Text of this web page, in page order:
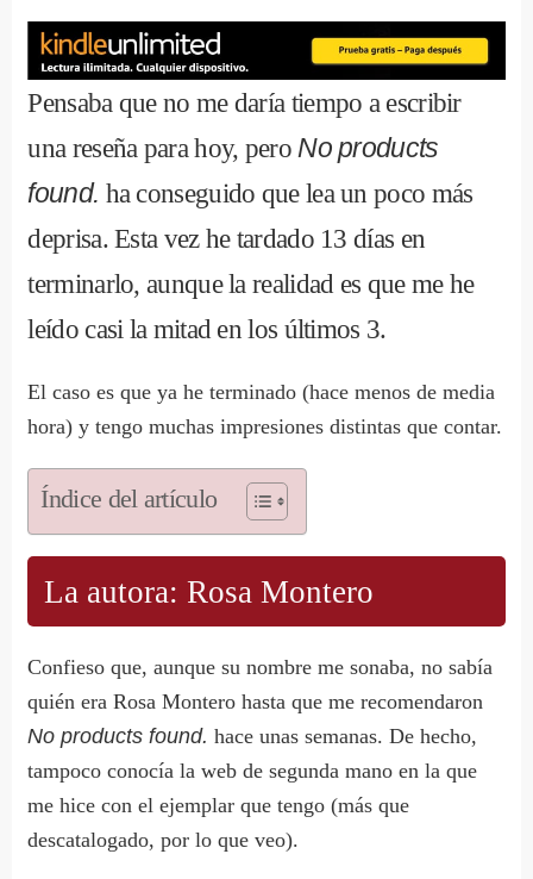
Pensaba que no me daría tiempo a escribir
una reseña para hoy, peroNo products
found. ha conseguido que lea un poco más
deprisa. Esta vez he tardado 13 días en
terminarlo, aunque la realidad es que me he
leído casi la mitad en los últimos 3.
El caso es que ya he terminado (hace menos de media
hora) y tengo muchas impresiones distintas que contar.
Índice del artículo
La autora: Rosa Montero
Confieso que, aunque su nombre me sonaba, no sabía
quién era Rosa Montero hasta que me recomendaron
No products found. hace unas semanas. De hecho,
tampoco conocía la web de segunda mano en la que
me hice con el ejemplar que tengo (más que
descatalogado, por lo que veo).